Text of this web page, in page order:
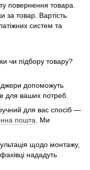
повернення товара.
за товар. Вартість
систем та
чи підбору товару?
допоможуть
для ваших потреб.
для вас спосіб —
пошта . Ми
щодо монтажу,
нададуть